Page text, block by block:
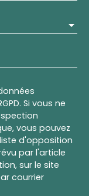
Si vous ne
vous pouvez
d'opposition
par l'article
sur le site
courrier